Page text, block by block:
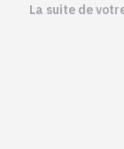
La suite de